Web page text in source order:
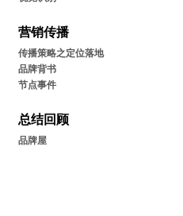
营销传播
传播策略之定位落地
品牌背书
节点事件
总结回顾
品牌屋